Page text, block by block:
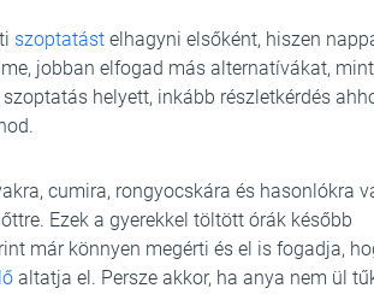
szoptatást elhagyni elsőként, hiszen
jobban elfogad más alternatívákat,
helyett, inkább részletkérdés
cumira, rongyocskára és hasonlókra
Ezek a gyerekkel töltött órák később
már könnyen megérti és el is fogadja,
altatja el. Persze akkor, ha anya nem ül